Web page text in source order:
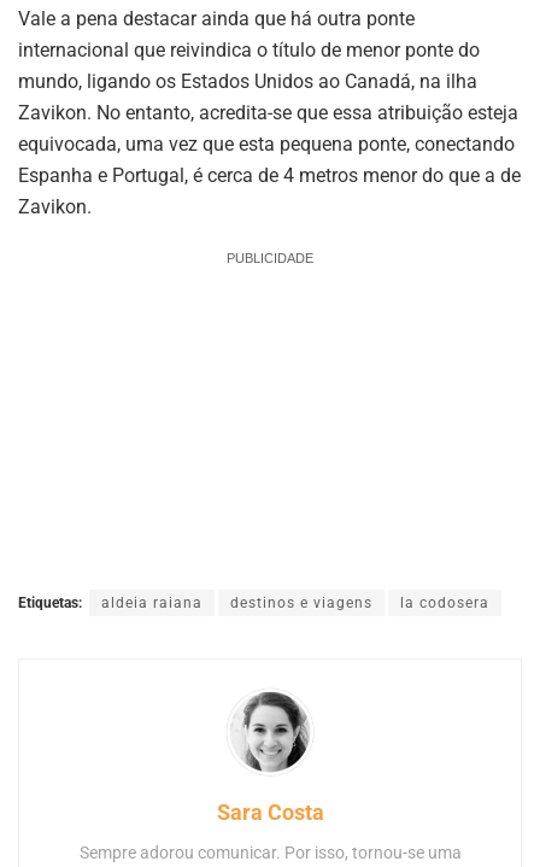
Vale a pena destacar ainda que há outra ponte
internacional que reivindica o título de menor ponte do
mundo, ligando os Estados Unidos ao Canadá, na ilha
Zavikon. No entanto, acredita-se que essa atribuição esteja
equivocada, uma vez que esta pequena ponte, conectando
Espanha e Portugal, é cerca de 4 metros menor do que a de
Zavikon.
PUBLICIDADE
Etiquetas: aldeia raiana destinos e viagens la codosera
Sara Costa
Sempre adorou comunicar. Por isso, tornou-se uma